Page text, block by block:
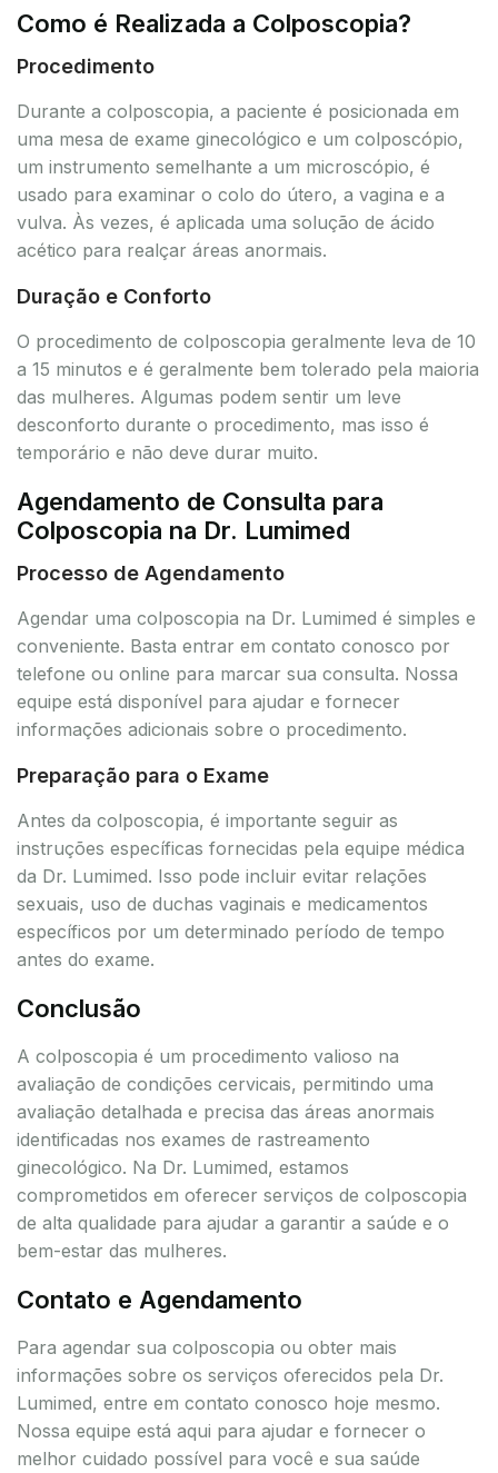
Como é Realizada a Colposcopia?
Procedimento
Durante a colposcopia, a paciente é posicionada em
uma mesa de exame ginecológico e um colposcópio,
um instrumento semelhante a um microscópio, é
usado para examinar o colo do útero, a vagina e a
vulva. Às vezes, é aplicada uma solução de ácido
acético para realçar áreas anormais.
Duração e Conforto
O procedimento de colposcopia geralmente leva de 10
a 15 minutos e é geralmente bem tolerado pela maioria
das mulheres. Algumas podem sentir um leve
desconforto durante o procedimento, mas isso é
temporário e não deve durar muito.
Agendamento de Consulta para
Colposcopia na Dr. Lumimed
Processo de Agendamento
Agendar uma colposcopia na Dr. Lumimed é simples e
conveniente. Basta entrar em contato conosco por
telefone ou online para marcar sua consulta. Nossa
equipe está disponível para ajudar e fornecer
informações adicionais sobre o procedimento.
Preparação para o Exame
Antes da colposcopia, é importante seguir as
instruções específicas fornecidas pela equipe médica
da Dr. Lumimed. Isso pode incluir evitar relações
sexuais, uso de duchas vaginais e medicamentos
específicos por um determinado período de tempo
antes do exame.
Conclusão
A colposcopia é um procedimento valioso na
avaliação de condições cervicais, permitindo uma
avaliação detalhada e precisa das áreas anormais
identificadas nos exames de rastreamento
ginecológico. Na Dr. Lumimed, estamos
comprometidos em oferecer serviços de colposcopia
de alta qualidade para ajudar a garantir a saúde e o
bem-estar das mulheres.
Contato e Agendamento
Para agendar sua colposcopia ou obter mais
informações sobre os serviços oferecidos pela Dr.
Lumimed, entre em contato conosco hoje mesmo.
Nossa equipe está aqui para ajudar e fornecer o
melhor cuidado possível para você e sua saúde